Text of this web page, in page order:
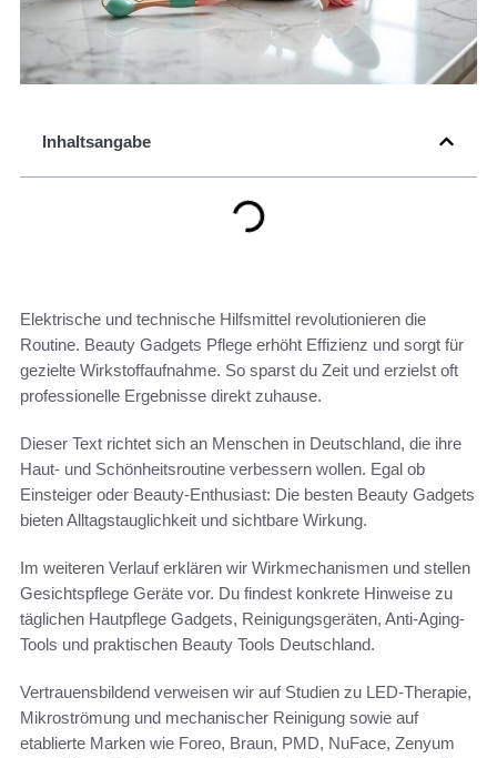
Inhaltsangabe
Elektrische und technische Hilfsmittel revolutionieren die
Routine. Beauty Gadgets Pflege erhöht Effizienz und sorgt für
gezielte Wirkstoffaufnahme. So sparst du Zeit und erzielst oft
professionelle Ergebnisse direkt zuhause.
Dieser Text richtet sich an Menschen in Deutschland, die ihre
Haut- und Schönheitsroutine verbessern wollen. Egal ob
Einsteiger oder Beauty-Enthusiast: Die besten Beauty Gadgets
bieten Alltagstauglichkeit und sichtbare Wirkung.
Im weiteren Verlauf erklären wir Wirkmechanismen und stellen
Gesichtspflege Geräte vor. Du findest konkrete Hinweise zu
täglichen Hautpflege Gadgets, Reinigungsgeräten, Anti-Aging-
Tools und praktischen Beauty Tools Deutschland.
Vertrauensbildend verweisen wir auf Studien zu LED-Therapie,
Mikroströmung und mechanischer Reinigung sowie auf
etablierte Marken wie Foreo, Braun, PMD, NuFace, Zenyum